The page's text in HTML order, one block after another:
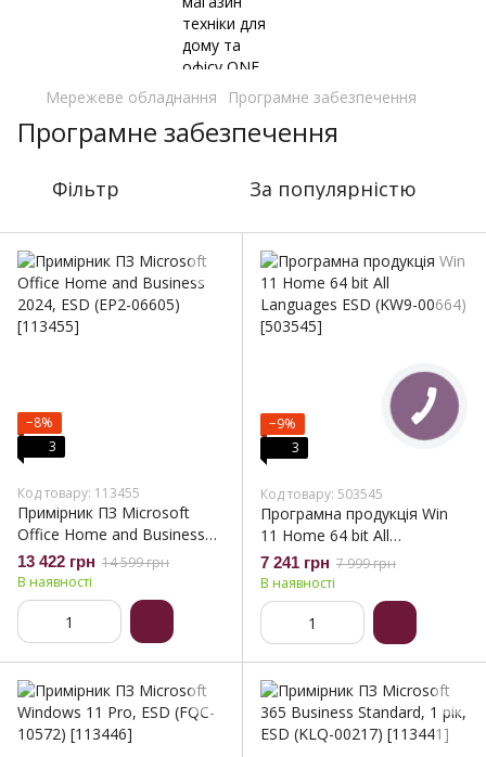
Мережеве обладнання Програмне забезпечення
Програмне забезпечення
Фільтр За популярністю
−8%
3
Код товару: 113455
Примірник ПЗ Microsoft
Office Home and Business
2024, ESD (EP2-06605)
13 422 грн 14 599 грн
В наявності
−9%
3
Код товару: 503545
Програмна продукція Win
11 Home 64 bit All
Languages ESD (KW9-00664)
7 241 грн 7 999 грн
В наявності